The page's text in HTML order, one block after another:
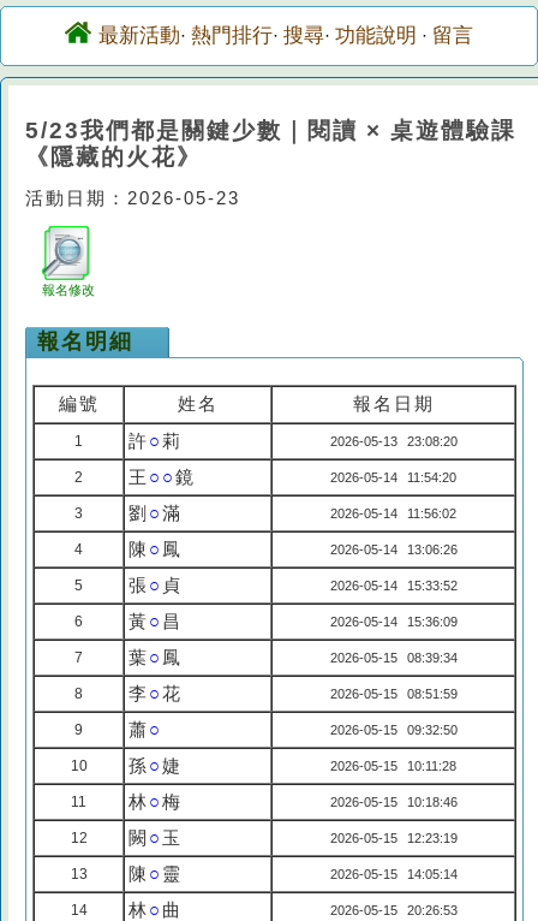
最新活動· 熱門排行· 搜尋· 功能說明 · 留言
5/23我們都是關鍵少數｜閱讀 × 桌遊體驗課
《隱藏的火花》
活動日期：2026-05-23
報名修改
報名明細
編號 姓名 報名日期
1 許○ 莉 2026-05-13 23:08:20
2 王 ○○鏡 2026-05-14 11:54:20
3 劉 ○滿 2026-05-14 11:56:02
4 陳 ○ 鳳 2026-05-14 13:06:26
5 張○ 貞 2026-05-14 15:33:52
6 黃○ 昌 2026-05-14 15:36:09
7 葉○ 鳳 2026-05-15 08:39:34
8 李○花 2026-05-15 08:51:59
9 蕭○ 2026-05-15 09:32:50
10 孫○婕 2026-05-15 10:11:28
11 林○梅 2026-05-15 10:18:46
12 闕 ○ 玉 2026-05-15 12:23:19
13 陳 ○ 靈 2026-05-15 14:05:14
14 林○ 曲 2026-05-15 20:26:53